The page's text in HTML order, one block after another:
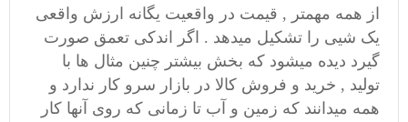
از همه مهمتر , قیمت در واقعیت یگانه ارزش واقعی
یک شیی را تشکیل میدهد . اگر اندکی تعمق صورت
گیرد دیده میشود که بخش بیشتر چنین مثال ها با
تولید , خرید و فروش کالا در بازار سرو کار ندارد و
همه میدانند که زمین و آب تا زمانی که روی آنها کار